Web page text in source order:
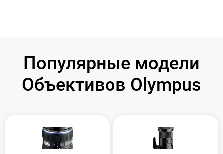
Популярные модели
Объективов Olympus